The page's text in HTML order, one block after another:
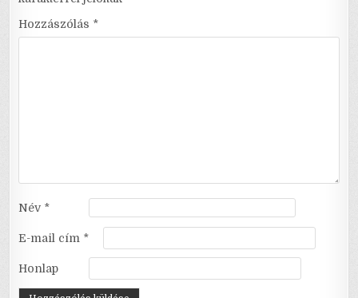
Hozzászólás *
Név *
E-mail cím *
Honlap